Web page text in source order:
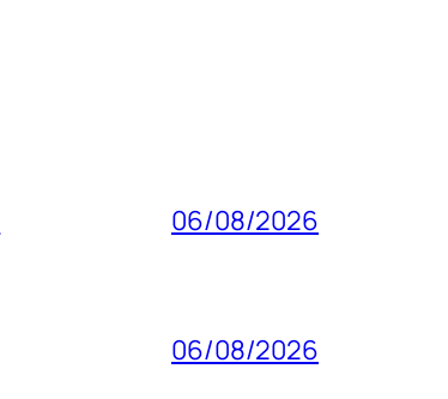
06/08/2026
06/08/2026